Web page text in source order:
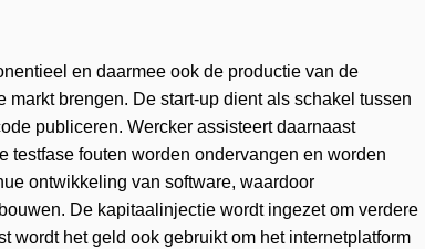
en daarmee ook de productie van de
brengen. De start-up dient als schakel tussen
publiceren. Wercker assisteert daarnaast
testfase fouten worden ondervangen en worden
ontwikkeling van software, waardoor
De kapitaalinjectie wordt ingezet om verdere
wordt het geld ook gebruikt om het internetplatform